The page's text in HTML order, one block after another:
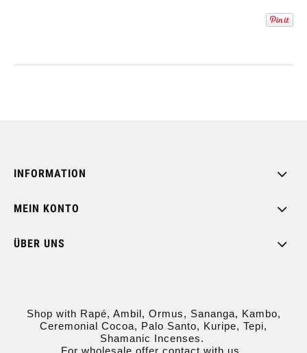
INFORMATION
MEIN KONTO
ÜBER UNS
Shop with Rapé, Ambil, Ormus, Sananga, Kambo,
Ceremonial Cocoa, Palo Santo, Kuripe, Tepi,
Shamanic Incenses.